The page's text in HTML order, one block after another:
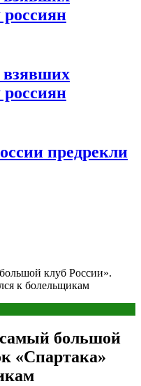
взявших
предрекли
клуб России».
к болельщикам
большой
«Спартака»